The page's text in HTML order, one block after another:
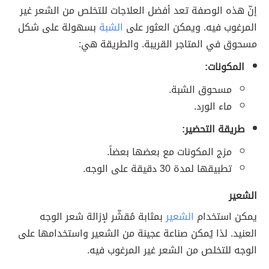
إنّ هذه الوصفة تعد أفضل العلاجات للتخلص من الشعر غير
المرغوب فيه. ويمكن العثور على الشبة بسهولة على شكل
مسحوق في المتاجر القريبة. والطريقة هي:
المكونات:
مسحوق الشبة.
ماء الورد.
طريقة التحضير:
مزج المكونات مع بعضها بعضاً.
تطبيقها لمدة 30 دقيقة على الوجه.
الشعير
يمكن استخدام الشعيربمثابة مُقشّر لإزالة شعر الوجه
العنيد. لذا يُمكن صناعة عجينة من الشعير واستخدامها على
الوجه للتخلص من الشعر غير المرغوب فيه.